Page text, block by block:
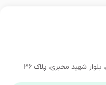
شهید مخبری، پلاک ۳۶